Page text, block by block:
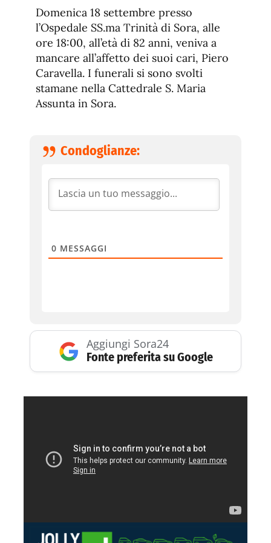
de
fuente
de
fuente.
Domenica 18 settembre presso
l’Ospedale SS.ma Trinità di Sora, alle
ore 18:00, all’età di 82 anni, veniva a
mancare all’affetto dei suoi cari, Piero
Caravella. I funerali si sono svolti
stamane nella Cattedrale S. Maria
Assunta in Sora.
Condoglianze:
0 MESSAGGI
Aggiungi Sora24
Fonte preferita su Google